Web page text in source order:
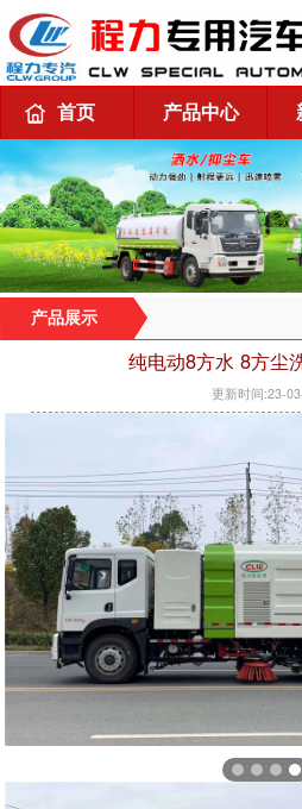
首页 产品中心
产品展示
纯电动8方水 8方尘
更新时间:23-